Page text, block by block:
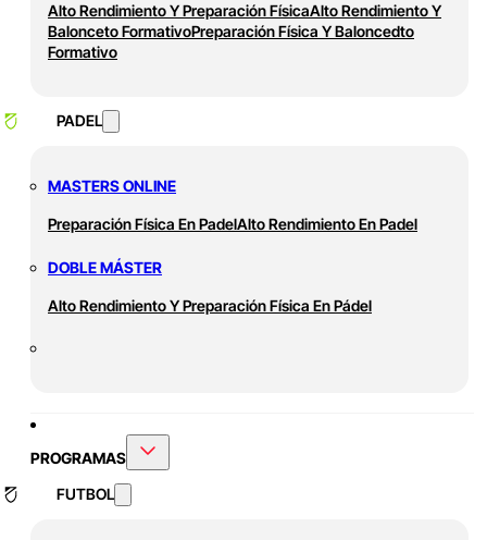
Alto Rendimiento Y Preparación FísicaAlto Rendimiento Y
Balonceto FormativoPreparación Física Y Baloncedto
Formativo
PADEL
MASTERS ONLINE
Preparación Física En PadelAlto Rendimiento En Padel
DOBLE MÁSTER
Alto Rendimiento Y Preparación Física En Pádel
PROGRAMAS
FUTBOL